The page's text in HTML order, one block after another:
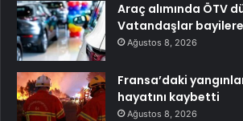
Araç alımında ÖTV
Vatandaşlar
Ağustos 8, 2026
Fransa’daki
hayatını kaybetti
Ağustos 8, 2026